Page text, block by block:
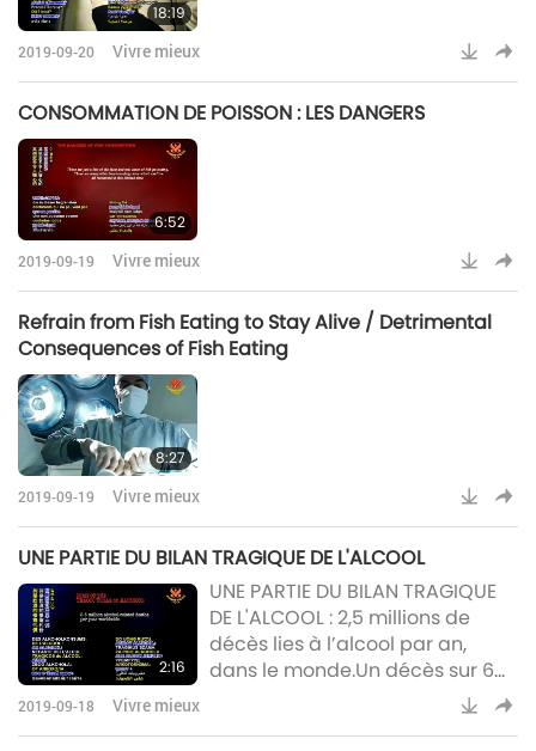
18:19
2019-09-20 Vivre mieux
CONSOMMATION DE POISSON : LES DANGERS
6:52
2019-09-19 Vivre mieux
Refrain from Fish Eating to Stay Alive / Detrimental
Consequences of Fish Eating
8:27
2019-09-19 Vivre mieux
UNE PARTIE DU BILAN TRAGIQUE DE L'ALCOOL
2:16
UNE PARTIE DU BILAN TRAGIQUE
DE L'ALCOOL : 2,5 millions de
décès lies à l’alcool par an,
dans le monde.Un décès sur 6
sur la route au Royaume-Uni est
causé par l'alcool au volantEn
2019-09-18 Vivre mieux